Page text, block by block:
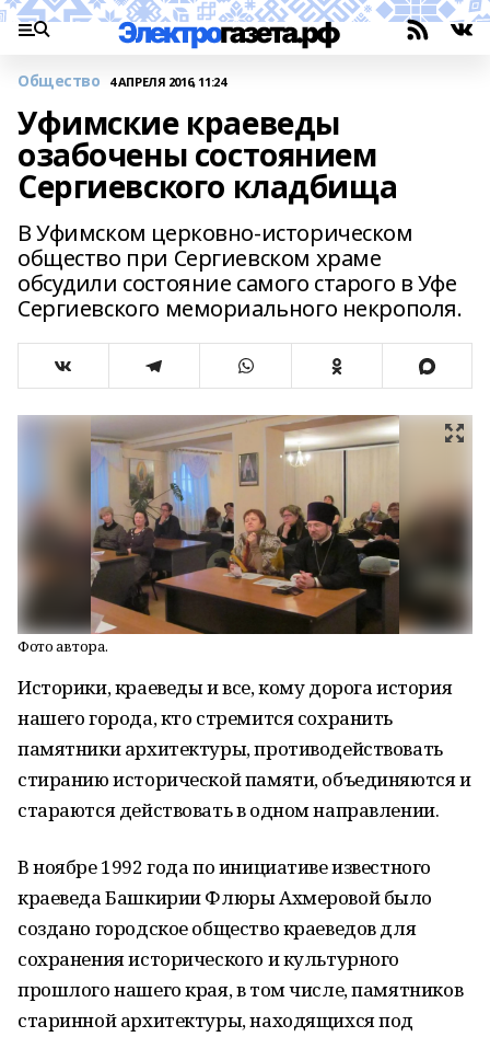
Общество 4 АПРЕЛЯ 2016, 11:24
Уфимские краеведы
озабочены состоянием
Сергиевского кладбища
В Уфимском церковно-историческом
общество при Сергиевском храме
обсудили состояние самого старого в Уфе
Сергиевского мемориального некрополя.
Фото автора.
Историки, краеведы и все, кому дорога история
нашего города, кто стремится сохранить
памятники архитектуры, противодействовать
стиранию исторической памяти, объединяются и
стараются действовать в одном направлении.
В ноябре 1992 года по инициативе известного
краеведа Башкирии Флюры Ахмеровой было
создано городское общество краеведов для
сохранения исторического и культурного
прошлого нашего края, в том числе, памятников
старинной архитектуры, находящихся под